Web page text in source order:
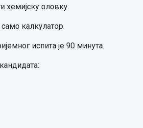
хемијску оловку.
калкулатор.
испита је 90 минута.